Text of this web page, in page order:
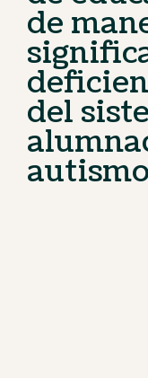
de
del